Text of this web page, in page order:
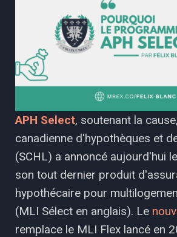
APH Select, soutenant la
canadienne d'hypothèques et
(SCHL) a annoncé aujourd'hui
son tout dernier produit
hypothécaire pour
(MLI Sélect en anglais). Le
remplace le MLI Flex lancé en